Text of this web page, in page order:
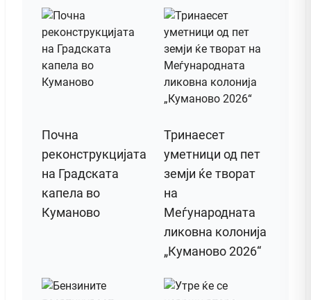
Почна
реконструкцијата
на Градската
капела во
Куманово
Тринаесет
уметници од пет
земји ќе творат
на
Меѓународната
ликовна колонија
„Куманово 2026“